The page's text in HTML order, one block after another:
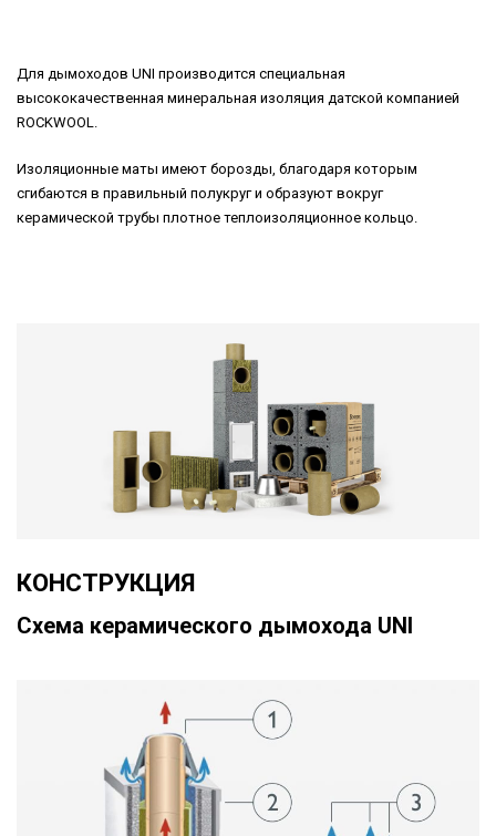
Для дымоходов UNI производится специальная
высококачественная минеральная изоляция датской компанией
ROCKWOOL.
Изоляционные маты имеют борозды, благодаря которым
сгибаются в правильный полукруг и образуют вокруг
керамической трубы плотное теплоизоляционное кольцо.
КОНСТРУКЦИЯ
Схема керамического дымохода UNI